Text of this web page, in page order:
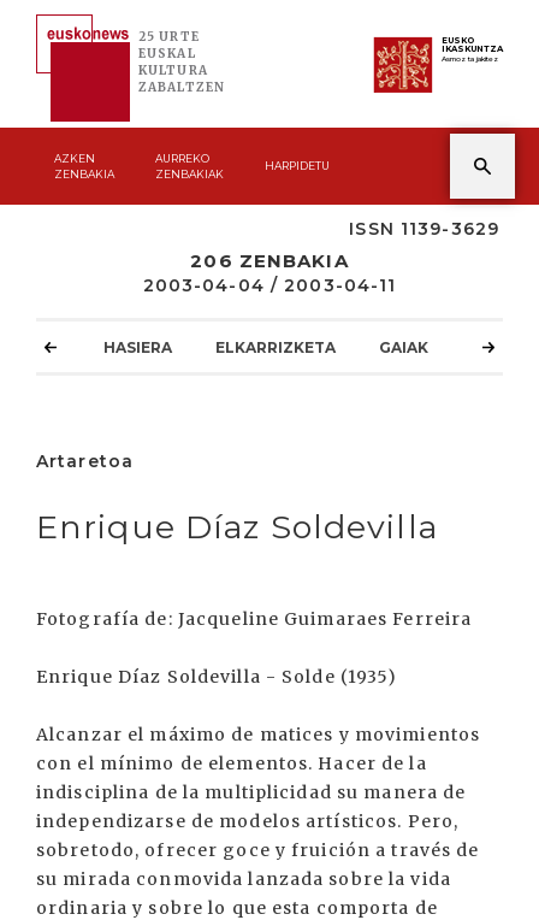
25 URTE
EUSKAL
KULTURA
ZABALTZEN
EUSKO
IKASKUNTZA
Asmoz ta jakitez
AZKEN
ZENBAKIA
AURREKO
ZENBAKIAK
HARPIDETU
ISSN 1139-3629
206 ZENBAKIA
2003-04-04 / 2003-04-11
HASIERA ELKARRIZKETA GAIAK
Artaretoa
Enrique Díaz Soldevilla
Fotografía de: Jacqueline Guimaraes Ferreira
Enrique Díaz Soldevilla - Solde (1935)
Alcanzar el máximo de matices y movimientos
con el mínimo de elementos. Hacer de la
indisciplina de la multiplicidad su manera de
independizarse de modelos artísticos. Pero,
sobretodo, ofrecer goce y fruición a través de
su mirada conmovida lanzada sobre la vida
ordinaria y sobre lo que esta comporta de